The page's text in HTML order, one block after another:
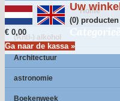
Uw
(0) producten
€ 0,00
Ga naar de kassa »
Home
(Anti-) alkohol
Architectuur
astronomie
Boekenweek